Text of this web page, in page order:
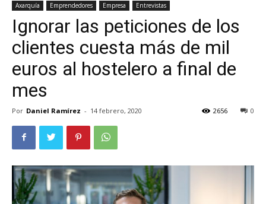
Axarquía Emprendedores Empresa Entrevistas
Ignorar las peticiones de los
clientes cuesta más de mil
euros al hostelero a final de
mes
Por Daniel Ramírez - 14 febrero, 2020 0
2656